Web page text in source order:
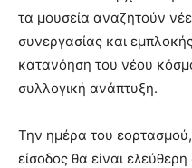
τα μουσεία αναζητούν
συνεργασίας και
κατανόηση του νέου
συλλογική ανάπτυξη.
Την ημέρα του
είσοδος θα είναι